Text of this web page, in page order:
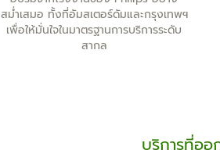
สม่ำเสมอ ทั้งที่อัมสเตอร์ดัมและกรุงเทพฯ
เพื่อให้มั่นใจในมาตรฐานการบริการระดับ
สากล
บริการที่ออ